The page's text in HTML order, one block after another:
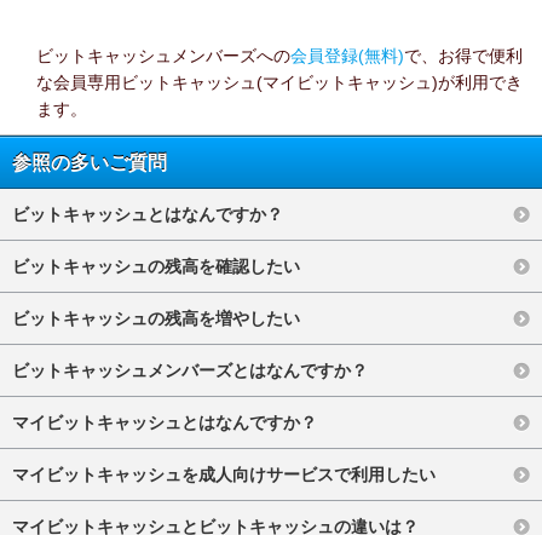
ビットキャッシュメンバーズへの会員登録(無料)で、お得で便利
な会員専用ビットキャッシュ(マイビットキャッシュ)が利用でき
ます。
参照の多いご質問
ビットキャッシュとはなんですか？
ビットキャッシュの残高を確認したい
ビットキャッシュの残高を増やしたい
ビットキャッシュメンバーズとはなんですか？
マイビットキャッシュとはなんですか？
マイビットキャッシュを成人向けサービスで利用したい
マイビットキャッシュとビットキャッシュの違いは？